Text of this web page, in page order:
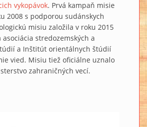
vykopávok. Prvá kampaň misie
2008 s podporou sudánskych
misiu založila v roku 2015
stredozemských a
a Inštitút orientálnych štúdií
vied. Misiu tiež oficiálne uznalo
zahraničných vecí.